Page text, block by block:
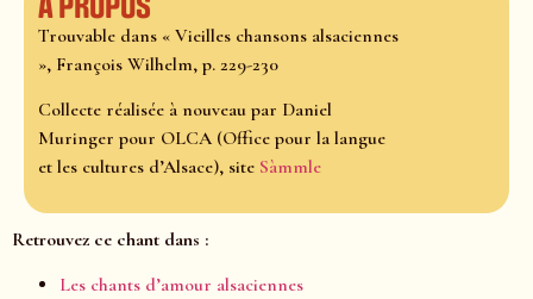
Trouvable dans « Vieilles chansons alsaciennes
», François Wilhelm, p. 229-230
Collecte réalisée à nouveau par Daniel
Muringer pour OLCA (Office pour la langue
et les cultures d’Alsace), site Sàmmle
Retrouvez ce chant dans :
Les chants d’amour alsaciennes